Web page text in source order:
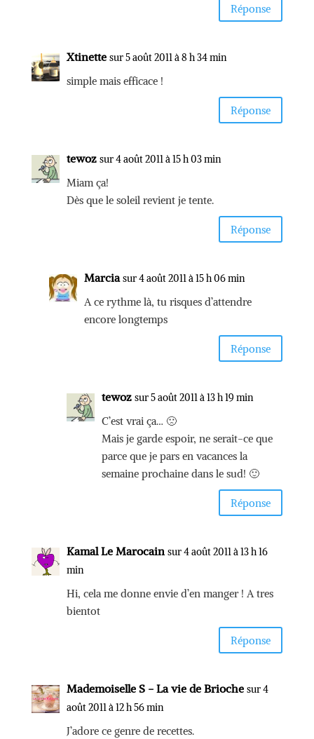
Réponse
Xtinette sur 5 août 2011 à 8 h 34 min
simple mais efficace !
Réponse
tewoz sur 4 août 2011 à 15 h 03 min
Miam ça!
Dès que le soleil revient je tente.
Réponse
Marcia sur 4 août 2011 à 15 h 06 min
A ce rythme là, tu risques d’attendre
encore longtemps
Réponse
tewoz sur 5 août 2011 à 13 h 19 min
C’est vrai ça… 🙁
Mais je garde espoir, ne serait-ce que
parce que je pars en vacances la
semaine prochaine dans le sud! 🙂
Réponse
Kamal Le Marocain sur 4 août 2011 à 13 h 16
min
Hi, cela me donne envie d’en manger ! A tres
bientot
Réponse
Mademoiselle S - La vie de Brioche sur 4
août 2011 à 12 h 56 min
J’adore ce genre de recettes.